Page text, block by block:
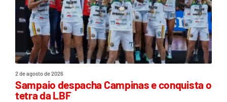
2 de agosto de 2026
Sampaio despacha Campinas e conquista o
tetra da LBF